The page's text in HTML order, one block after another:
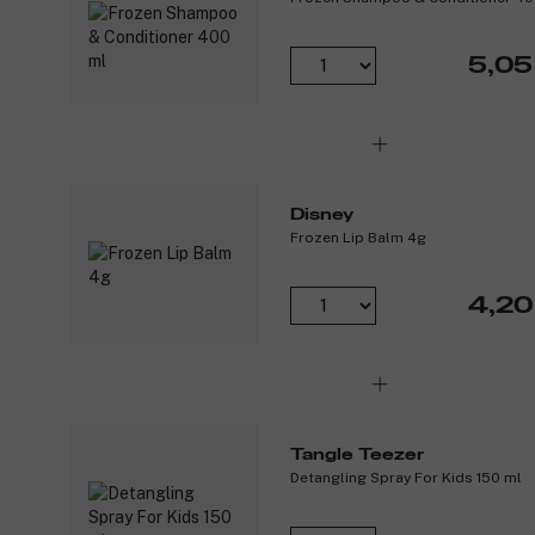
Disney
Frozen Lip Balm 4g
Tangle Teezer
Detangling Spray For Kids 150 ml